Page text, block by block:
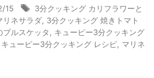
15
3分クッキング カリフラワーと
リネサラダ 3分クッキング 焼きトマト
ブルスケッタ
キューピー3分クッキング
キューピー3分クッキング レシピ マリネ